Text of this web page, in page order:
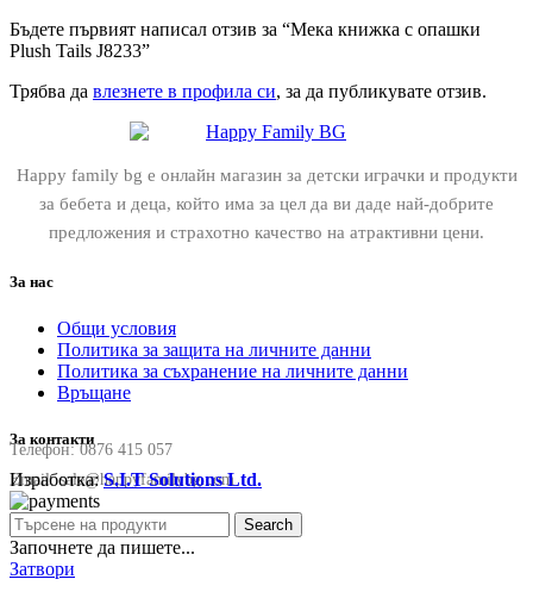
Бъдете първият написал отзив за “Мека книжка с опашки
Plush Tails J8233”
Трябва да влезнете в профила си, за да публикувате отзив.
Happy family bg е онлайн магазин за детски играчки и продукти
за бебета и деца, който има за цел да ви даде най-добрите
предложения и страхотно качество на атрактивни цени.
За нас
Общи условия
Политика за защита на личните данни
Политика за съхранение на личните данни
Връщане
За контакти
Телефон:0876 415 057
Email:sale@happyfamilybg.com
Изработка:S.I.T Solutions Ltd.
Search
Започнете да пишете...
Затвори